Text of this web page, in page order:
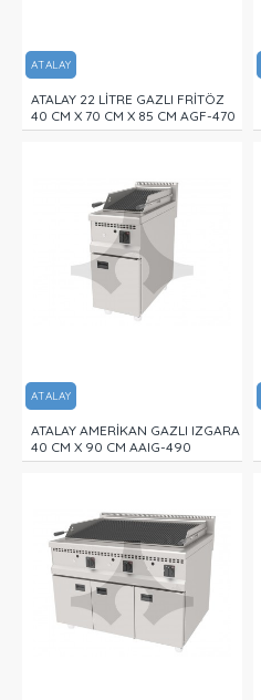
ATALAY
ATALAY 22 LİTRE GAZLI FRİTÖZ
40 CM X 70 CM X 85 CM AGF-470
ATALAY
ATALAY AMERİKAN GAZLI IZGARA
40 CM X 90 CM AAIG-490